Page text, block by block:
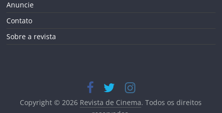
Anuncie
Contato
Sobre a revista
Copyright © 2026 Revista de Cinema. Todos os direitos